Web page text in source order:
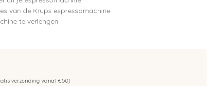
van de Krups espressomachine
te verlengen
verzending vanaf €50)